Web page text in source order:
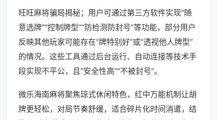
旺旺麻将骗局揭秘；用户可通过第三方软件实现“随
意选牌”“控制牌型”“防检测防封号”等功能，部分用户
反映其他玩家可能存在“牌特别好”或“透视他人牌型”
的情况。这些工具通过后台运行、自动连接等技术手
段实现不平公，且“安全性高”“不被封号”。
微乐海南麻将聚焦琼式休闲特色，红中万能机制让胡
牌更轻松，对局节奏舒缓，适合碎片化时间消遣，结